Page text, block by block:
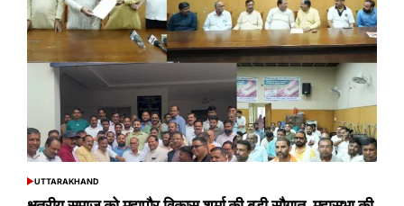
POSTED
UTTARAKHAND